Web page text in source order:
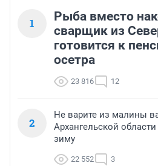
1
Рыба вместо
сварщик из
готовится к
осетра
23 816 12
2
Не варите из малины
Архангельской
зиму
22 552 3